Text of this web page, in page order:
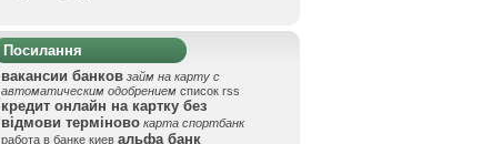
Посилання
вакансии банков займ на карту с
автоматическим одобрением список rss
кредит онлайн на картку без
відмови терміново карта спортбанк
работа в банке киев альфа банк